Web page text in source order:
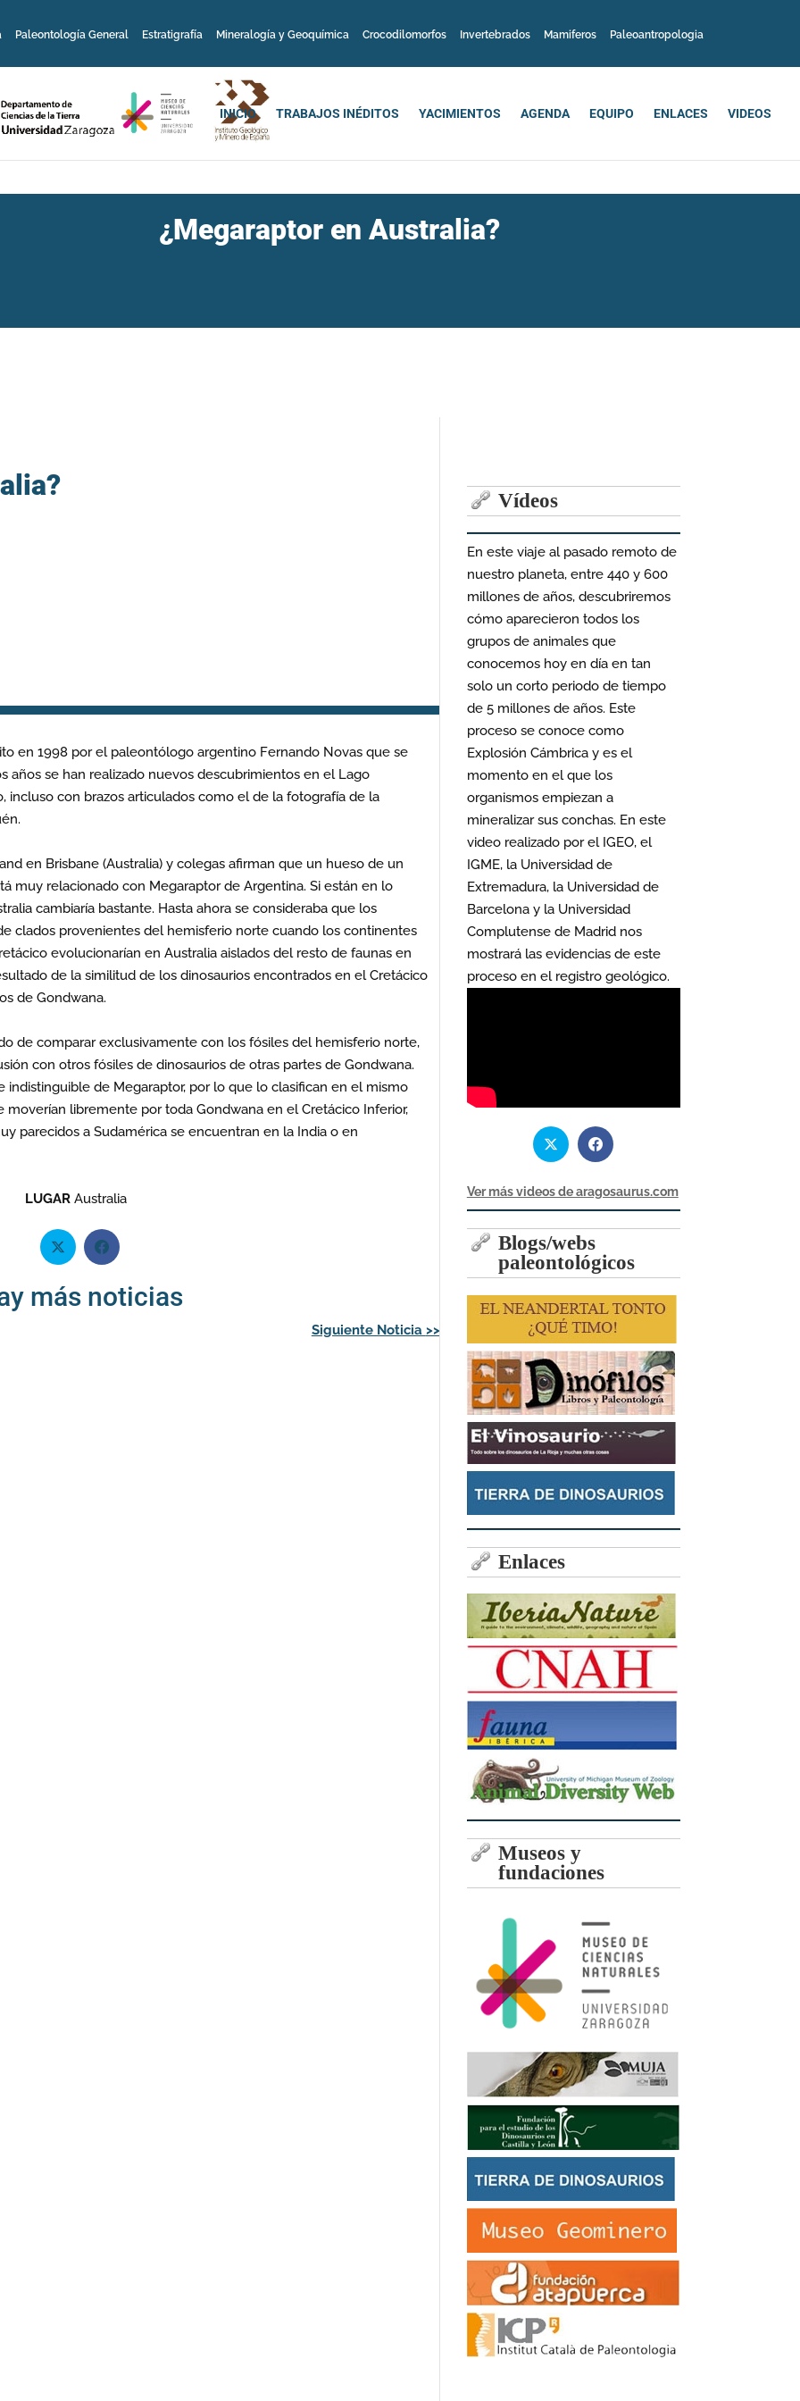
Paleontología General Estratigrafía Mineralogía y Geoquímica Crocodilomorfos Invertebrados Mamiferos
Paleoantropologia
INICIO TRABAJOS INÉDITOS YACIMIENTOS AGENDA EQUIPO ENLACES VIDEOS
¿Megaraptor en Australia?
en 1998 por el paleontólogo argentino Fernando Novas que se
años se han realizado nuevos descubrimientos en el Lago
incluso con brazos articulados como el de la fotografía de la
en Brisbane (Australia) y colegas afirman que un hueso de un
muy relacionado con Megaraptor de Argentina. Si están en lo
cambiaría bastante. Hasta ahora se consideraba que los
clados provenientes del hemisferio norte cuando los continentes
evolucionarían en Australia aislados del resto de faunas en
de la similitud de los dinosaurios encontrados en el Cretácico
de Gondwana.
de comparar exclusivamente con los fósiles del hemisferio norte,
con otros fósiles de dinosaurios de otras partes de Gondwana.
de Megaraptor, por lo que lo clasifican en el mismo
moverían libremente por toda Gondwana en el Cretácico Inferior,
parecidos a Sudamérica se encuentran en la India o en
LUGARAustralia
más noticias
Siguiente Noticia >>
Vídeos
En este viaje al pasado remoto de
nuestro planeta, entre 440 y 600
millones de años, descubriremos
cómo aparecieron todos los
grupos de animales que
conocemos hoy en día en tan
solo un corto periodo de tiempo
de 5 millones de años. Este
proceso se conoce como
Explosión Cámbrica y es el
momento en el que los
organismos empiezan a
mineralizar sus conchas. En este
video realizado por el IGEO, el
IGME, la Universidad de
Extremadura, la Universidad de
Barcelona y la Universidad
Complutense de Madrid nos
mostrará las evidencias de este
proceso en el registro geológico.
Ver más videos de aragosaurus.com
Blogs/webs
paleontológicos
Enlaces
Museos y
fundaciones